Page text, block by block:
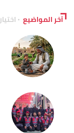
آخر المواضيع